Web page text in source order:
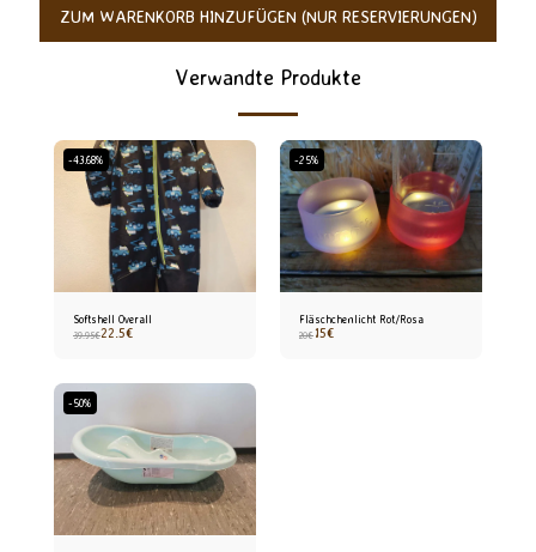
ZUM WARENKORB HINZUFÜGEN (NUR RESERVIERUNGEN)
Verwandte Produkte
-43.68%
Softshell Overall
39.95€22.5€
-25%
Fläschchenlicht Rot/Rosa
20€15€
-50%